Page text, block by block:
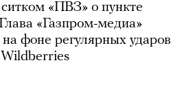
«ПВЗ» о пункте
«Газпром-медиа»
фоне регулярных ударов